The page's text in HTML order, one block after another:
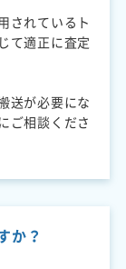
されているト
て適正に査定
送が必要にな
ご相談くださ
か？